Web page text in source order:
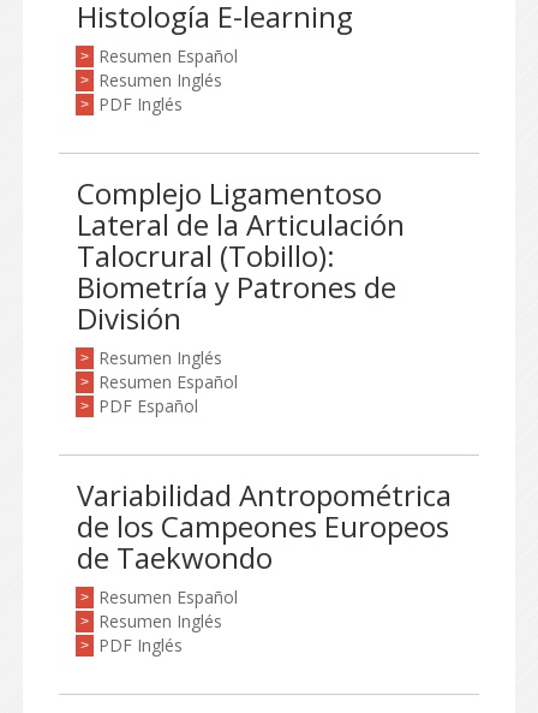
Histología E-learning
> Resumen Español
> Resumen Inglés
> PDF Inglés
Complejo Ligamentoso
Lateral de la Articulación
Talocrural (Tobillo):
Biometría y Patrones de
División
> Resumen Inglés
> Resumen Español
> PDF Español
Variabilidad Antropométrica
de los Campeones Europeos
de Taekwondo
> Resumen Español
> Resumen Inglés
> PDF Inglés